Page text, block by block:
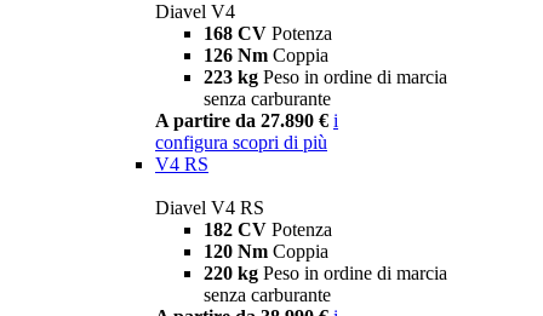
Diavel V4
168 CV Potenza
126 Nm Coppia
223 kg Peso in ordine di marcia
senza carburante
A partire da 27.890 € i
configura scopri di più
V4 RS
Diavel V4 RS
182 CV Potenza
120 Nm Coppia
220 kg Peso in ordine di marcia
senza carburante